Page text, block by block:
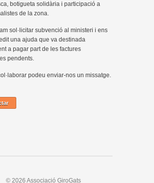
botigueta solidària i participació a
de la zona.
sol·licitar subvenció al ministeri i ens
una ajuda que va destinada
a pagar part de les factures
pendents.
podeu enviar-nos un missatge.
© 2026 Associació GiroGats